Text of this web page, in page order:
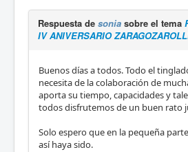
Respuesta de sonia sobre el tema
IV ANIVERSARIO
Buenos días a todos. Todo el
necesita de la colaboración de
aporta su tiempo, capacidades y
todos disfrutemos de un buen rato
Solo espero que en la pequeña
así haya sido.